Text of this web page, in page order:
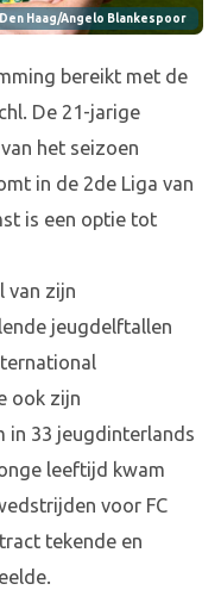
Haag/Angelo Blankespoor
bereikt met de
De 21-jarige
het seizoen
in de 2de Liga van
is een optie tot
van zijn
jeugdelftallen
ook zijn
in 33 jeugdinterlands
leeftijd kwam
voor FC
tekende en